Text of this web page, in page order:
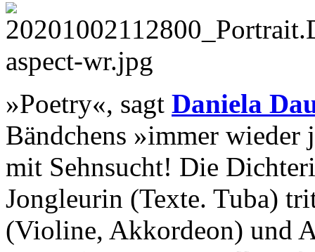
»Poetry«, sagt Daniela
Bändchens »immer wieder
mit Sehnsucht! Die
Jongleurin (Texte. Tuba)
(Violine, Akkordeon) und